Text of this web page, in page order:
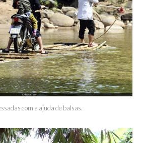
com a ajuda de balsas.